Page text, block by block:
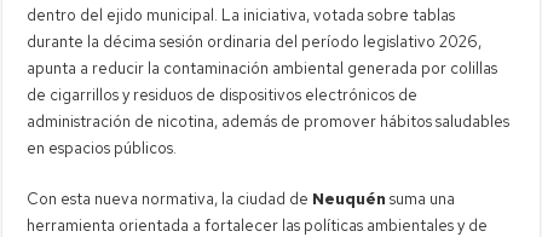
dentro del ejido municipal. La iniciativa, votada sobre tablas
durante la décima sesión ordinaria del período legislativo 2026,
apunta a reducir la contaminación ambiental generada por colillas
de cigarrillos y residuos de dispositivos electrónicos de
administración de nicotina, además de promover hábitos saludables
en espacios públicos.
Con esta nueva normativa, la ciudad de Neuquén suma una
herramienta orientada a fortalecer las políticas ambientales y de